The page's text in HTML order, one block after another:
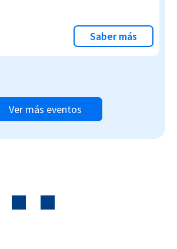
Saber más
Ver más eventos